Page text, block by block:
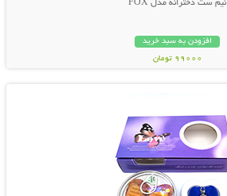
نیم ست دخترانه مدل FOX
افزودن به سبد خرید
99000 تومان
نمایش توضیحات بیشتر